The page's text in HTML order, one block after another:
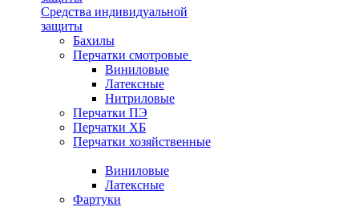
Средства индивидуальной
защиты
Бахилы
Перчатки смотровые
Виниловые
Латексные
Нитриловые
Перчатки ПЭ
Перчатки ХБ
Перчатки хозяйственные
Виниловые
Латексные
Фартуки